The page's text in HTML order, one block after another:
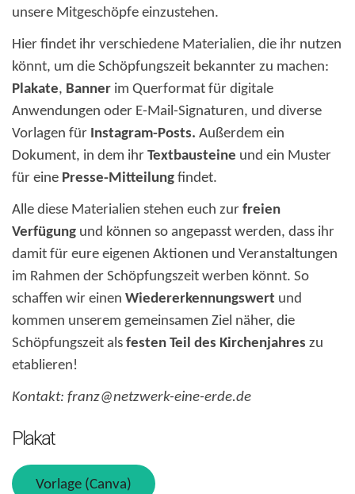
unsere Mitgeschöpfe einzustehen.
Hier findet ihr verschiedene Materialien, die ihr nutzen
könnt, um die Schöpfungszeit bekannter zu machen:
Plakate, Banner im Querformat für digitale
Anwendungen oder E-Mail-Signaturen, und diverse
Vorlagen für Instagram-Posts. Außerdem ein
Dokument, in dem ihrTextbausteine und ein Muster
für eine Presse-Mitteilungfindet.
Alle diese Materialien stehen euch zurfreien
Verfügung und können so angepasst werden, dass ihr
damit für eure eigenen Aktionen und Veranstaltungen
im Rahmen der Schöpfungszeit werben könnt. So
schaffen wir einen Wiedererkennungswert und
kommen unserem gemeinsamen Ziel näher, die
Schöpfungszeit alsfesten Teil des Kirchenjahres zu
etablieren!
Kontakt: franz@netzwerk-eine-erde.de
Plakat
Vorlage (Canva)